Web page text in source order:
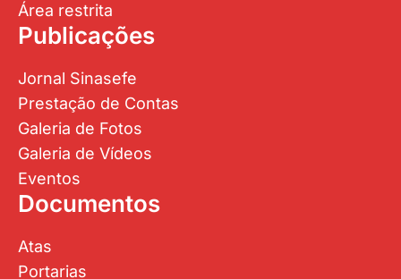
Área restrita
Publicações
Jornal Sinasefe
Prestação de Contas
Galeria de Fotos
Galeria de Vídeos
Eventos
Documentos
Atas
Portarias